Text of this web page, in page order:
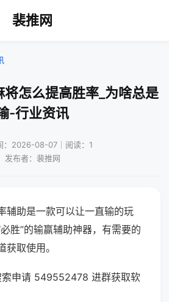
裴推网
怎么提高胜率_为啥总是
-行业资讯
：2026-08-07｜阅读：1
发布者：裴推网
辅助是一款可以让一直输的玩
胜”的输赢辅助神器，有需要的
获取使用。
索申请 549552478 进群获取软